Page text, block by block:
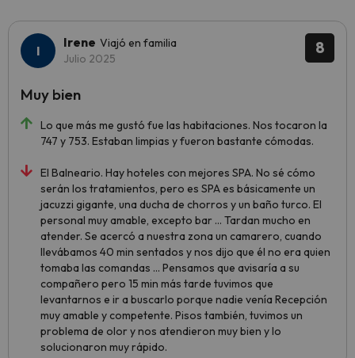
8
Irene Viajó en familia
Julio 2025
Lo que más me gustó fue las habitaciones. Nos tocaron la
747 y 753. Estaban limpias y fueron bastante cómodas.
El Balneario. Hay hoteles con mejores SPA. No sé cómo
serán los tratamientos, pero es SPA es básicamente un
jacuzzi gigante, una ducha de chorros y un baño turco. El
personal muy amable, excepto bar ... Tardan mucho en
atender. Se acercó a nuestra zona un camarero, cuando
llevábamos 40 min sentados y nos dijo que él no era quien
tomaba las comandas ... Pensamos que avisaría a su
compañero pero 15 min más tarde tuvimos que
levantarnos e ir a buscarlo porque nadie venía Recepción
muy amable y competente. Pisos también, tuvimos un
problema de olor y nos atendieron muy bien y lo
solucionaron muy rápido.
Muy bien